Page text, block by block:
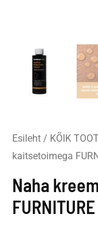
Esileht / KÕIK
kaitsetoimega
Naha